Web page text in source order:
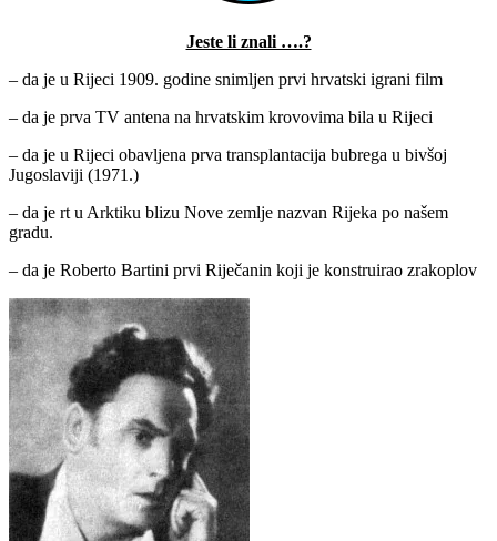
Jeste li znali ….?
– da je u Rijeci 1909. godine snimljen prvi hrvatski igrani film
– da je prva TV antena na hrvatskim krovovima bila u Rijeci
– da je u Rijeci obavljena prva transplantacija bubrega u bivšoj
Jugoslaviji (1971.)
– da je rt u Arktiku blizu Nove zemlje nazvan Rijeka po našem
gradu.
– da je Roberto Bartini prvi Riječanin koji je konstruirao zrakoplov